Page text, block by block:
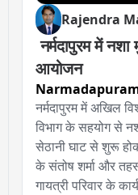
Rajendra
नर्मदापुरम में
आयोजन
नर्मदापुरम में अखिल
विभाग के सहयोग से
सेठानी घाट से शुरू
के संतोष शर्मा और
गायत्री परिवार के